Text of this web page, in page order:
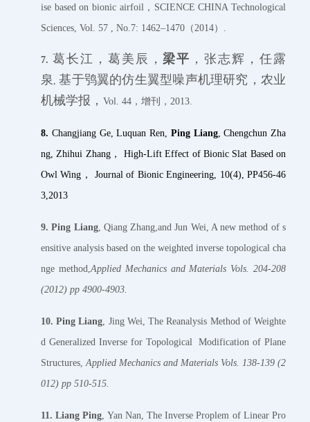
ise based on bionic airfoil，SCIENCE CHINA Technological
Sciences, Vol. 57 , No.7: 1462–1470（2014）.
7. 葛长江，葛美辰，梁平 ，张志辉，任露
泉
,基于鸮翼的仿生翼型噪声机理研究，农业
机械学报， Vol. 44，增刊，2013.
8. Changjiang Ge, Luquan Ren, Ping Liang, Chengchun Zha
ng, Zhihui Zhang， High-Lift Effect of Bionic Slat Based on
Owl Wing， Journal of Bionic Engineering, 10(4), PP456-46
3,2013
9.Ping Liang, Qiang Zhang,and Jun Wei, A new method of s
ensitive analysis based on the weighted inverse topological cha
nge method, Applied Mechanics and Materials Vols. 204-208
(2012) pp 4900-4903.
10.Ping Liang , Jing Wei, The Reanalysis Method of Weighte
d Generalized Inverse for Topological Modification of Plane
Structures, Applied Mechanics and Materials Vols. 138-139 (2
012) pp 510-515.
11.Liang Ping , Yan Nan, The Inverse Proplem of Linear Pro